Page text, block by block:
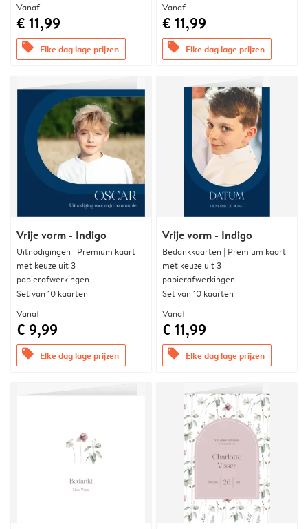
Vanaf
€ 11,99
offers Elke dag lage prijzen
Vanaf
€ 11,99
offers Elke dag lage prijzen
Vrije vorm - Indigo
Uitnodigingen | Premium kaart
met keuze uit 3
papierafwerkingen
Set van 10 kaarten
Vanaf
€ 9,99
offers Elke dag lage prijzen
Vrije vorm - Indigo
Bedankkaarten | Premium kaart
met keuze uit 3
papierafwerkingen
Set van 10 kaarten
Vanaf
€ 11,99
offers Elke dag lage prijzen